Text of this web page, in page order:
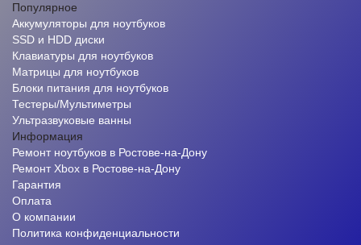
Популярное
Аккумуляторы для ноутбуков
SSD и HDD диски
Клавиатуры для ноутбуков
Матрицы для ноутбуков
Блоки питания для ноутбуков
Тестеры/Мультиметры
Ультразвуковые ванны
Информация
Ремонт ноутбуков в Ростове-на-Дону
Ремонт Xbox в Ростове-на-Дону
Гарантия
Оплата
О компании
Политика конфиденциальности